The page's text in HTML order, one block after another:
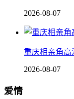
2026-08-07
重庆相亲角
2026-08-07
爱情